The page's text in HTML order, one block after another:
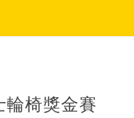
輪椅獎金賽